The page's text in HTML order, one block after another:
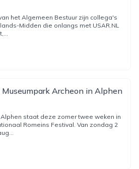
het Algemeen Bestuur zijn collega's
Midden die onlangs met USAR.NL
Archeon in Alphen
staat deze zomer twee weken in
Romeins Festival. Van zondag 2